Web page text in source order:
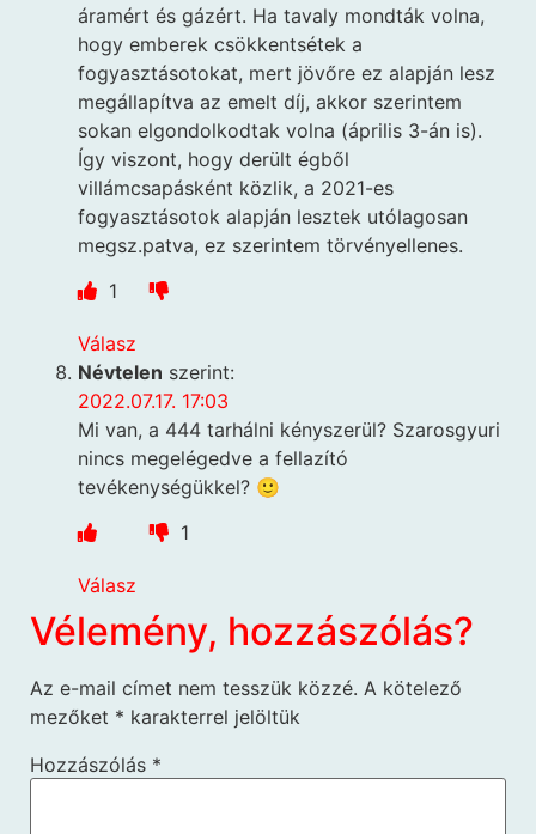
áramért és gázért. Ha tavaly mondták volna,
hogy emberek csökkentsétek a
fogyasztásotokat, mert jövőre ez alapján lesz
megállapítva az emelt díj, akkor szerintem
sokan elgondolkodtak volna (április 3-án is).
Így viszont, hogy derült égből
villámcsapásként közlik, a 2021-es
fogyasztásotok alapján lesztek utólagosan
megsz.patva, ez szerintem törvényellenes.
1
Válasz
Névtelen szerint:
2022.07.17. 17:03
Mi van, a 444 tarhálni kényszerül? Szarosgyuri
nincs megelégedve a fellazító
tevékenységükkel? 🙂
1
Válasz
Vélemény, hozzászólás?
Az e-mail címet nem tesszük közzé. A kötelező
mezőket * karakterrel jelöltük
Hozzászólás *